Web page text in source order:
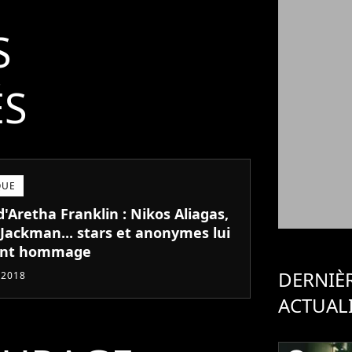
Franklin : Nikos Aliagas,
stars et anonymes lui
hommage